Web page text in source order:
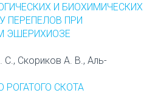
И БИОХИМИЧЕСКИХ
ПЕРЕПЕЛОВ ПРИ
ЭШЕРИХИОЗЕ
Скориков А. В., Аль-
РОГАТОГО СКОТА